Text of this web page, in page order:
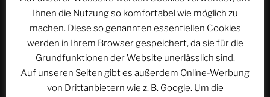
YouTube
anzeigen
anzuzeigen.
Erfahre mehr in der
Datenschutzerklärung von
Inhalt von YouTube immer anzeigen
„Wird sind die Herren der Winde! | FFD #073“ direkt öffnen
Ihnen die Nutzung so komfortabel wie möglich zu
machen. Diese so genannten essentiellen Cookies
werden in Ihrem Browser gespeichert, da sie für die
Grundfunktionen der Website unerlässlich sind.
Auf unseren Seiten gibt es außerdem Online-Werbung
von Drittanbietern wie z. B. Google. Um die